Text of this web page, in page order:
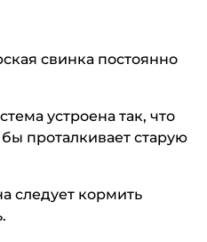
свинка постоянно
устроена так, что
проталкивает старую
следует кормить